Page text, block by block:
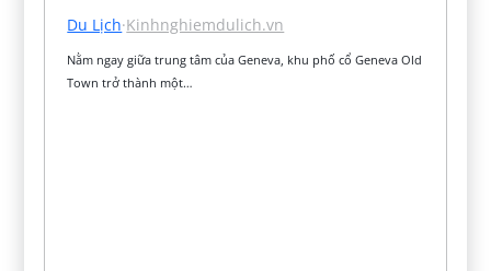
Du Lịch·Kinhnghiemdulich.vn
Nằm ngay giữa trung tâm của Geneva, khu phố cổ Geneva Old
Town trở thành một…